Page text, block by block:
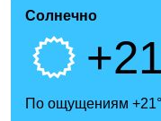
Вы можете
Солнечно
По ощущениям +21°